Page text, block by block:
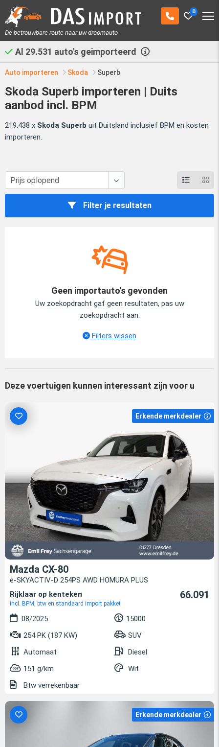
0
De betrouwbare route naar uw droomauto
Al 29.531 auto's geimporteerd
Auto importeren Skoda Superb
Skoda Superb importeren | Duits
aanbod incl. BPM
219.438 x Skoda Superb uit Duitsland inclusief BPM en kosten
importeren.
Filter je resultaten
Geen importauto's gevonden
Uw zoekopdracht gaf geen resultaten, pas uw
zoekopdracht aan.
Filters wissen
Deze voertuigen kunnen interessant zijn voor u
Erkende merkdealer
Mazda CX-80
e-SKYACTIV-D 254PS AWD HOMURA PLUS
Rijklaar op kenteken
incl. BPM, btw en standaard import pakket
66.091
08/2025
15000
254 PK (187 KW)
SUV
Automaat
Diesel
151 g/km
Wit
Btw verrekenbaar
Erkende merkdealer